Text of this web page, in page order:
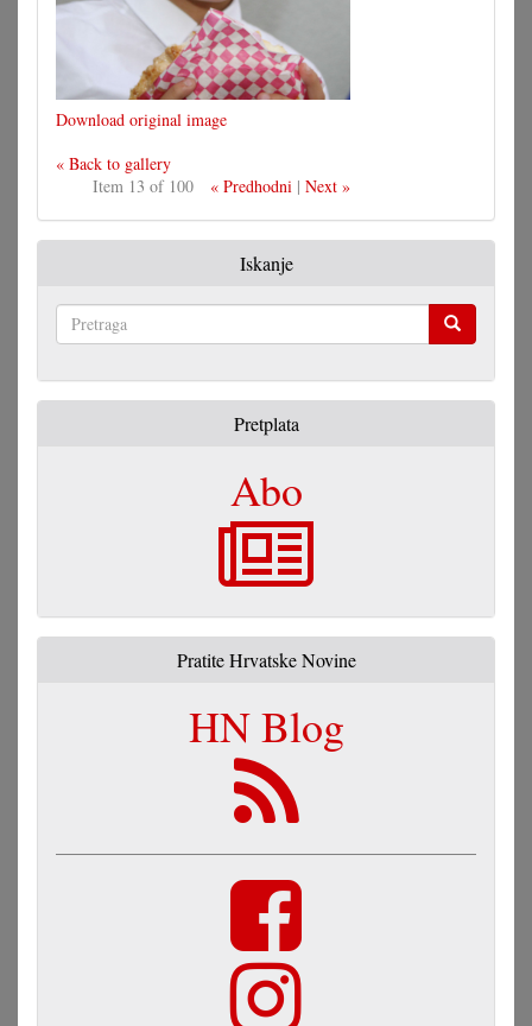
Download original image
« Back to gallery
Item 13 of 100
« Predhodni | Next »
Iskanje
Pretplata
Abo
Pratite Hrvatske Novine
HN Blog